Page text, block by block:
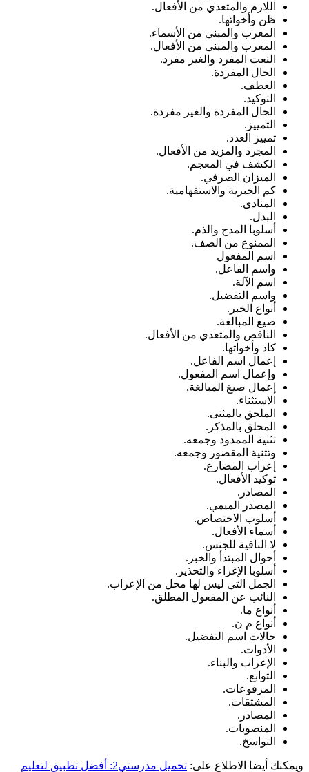
اللازم والمتعدي من الأفعال.
ظن وأخواتها.
المعرب والمبني من الأسماء.
المعرب والمبني من الأفعال.
النعت المفرد والغير مفرد.
الحال المفردة.
العطف.
التوكيد.
الحال المفردة والغير مفردة.
التمييز.
تمييز العدد.
المجرد والمزيد من الأفعال.
الكشف في المعجم.
الميزان الصرفي.
كم الخبرية والاستفهامية.
المنادى.
البدل.
أسلوبا المدح والذم.
الممنوع من الصف.
اسم المفعول
واسم الفاعل.
اسم الآلة.
واسم التفضيل.
أنواع الخبر.
صيغ المبالغة.
الناقص والمتعدي من الأفعال.
كاد وأخواتها.
إعمال اسم الفاعل.
وإعمال اسم المفعول.
إعمال صيغ المبالغة.
الاستثناء.
الملحق بالمثنى.
المحلق بالمذكر.
تثنية الممدود وجمعه.
وتثنية المقصور وجمعه.
إعراب المضارع.
توكيد الأفعال.
المصادر.
المصدر الميمي.
أسلوب الاختصاص.
أسماء الأفعال.
لا النافية للجنس.
أحوال المبتدأ والخبر.
أسلوبا الإغراء والتحذير.
الجمل التي ليس لها محل من الإعراب.
النائب عن المفعول المطلق.
أنواع ما.
أنواع م ن.
حالات اسم التفضيل.
الأدوات.
الإعراب والبناء.
التوابع.
المرفوعات.
المشتقات.
المصادر.
المنصوبات.
النواسخ.
ويمكنك أيضا الاطلاع على:
تحميل مدرستي2: أفضل تطبيق لتعليم